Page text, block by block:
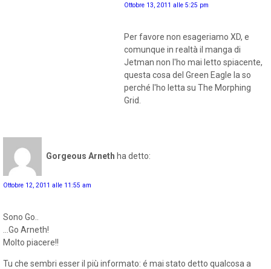
Ottobre 13, 2011 alle 5:25 pm
Per favore non esageriamo XD, e
comunque in realtà il manga di
Jetman non l'ho mai letto spiacente,
questa cosa del Green Eagle la so
perché l'ho letta su The Morphing
Grid.
Gorgeous Arneth ha detto:
Ottobre 12, 2011 alle 11:55 am
Sono Go..
…Go Arneth!
Molto piacere!!
Tu che sembri esser il più informato: é mai stato detto qualcosa a